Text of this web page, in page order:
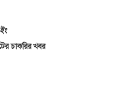
চাকরির খবর